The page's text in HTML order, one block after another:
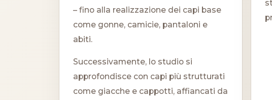
– fino alla realizzazione dei capi base
come gonne, camicie, pantaloni e
abiti.
Successivamente, lo studio si
approfondisce con capi più strutturati
come giacche e cappotti, affiancati da